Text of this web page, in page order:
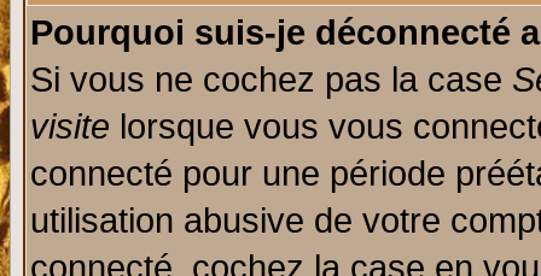
Pourquoi suis-je déconnecté
Si vous ne cochez pas la case
visite lorsque vous vous
connecté pour une période
utilisation abusive de votre
connecté, cochez la case en